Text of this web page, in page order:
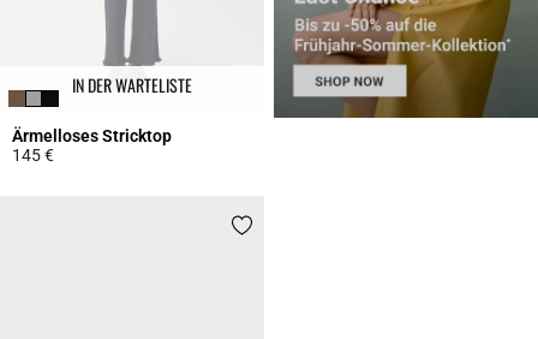
IN DER WARTELISTE
Ärmelloses Stricktop
145 €